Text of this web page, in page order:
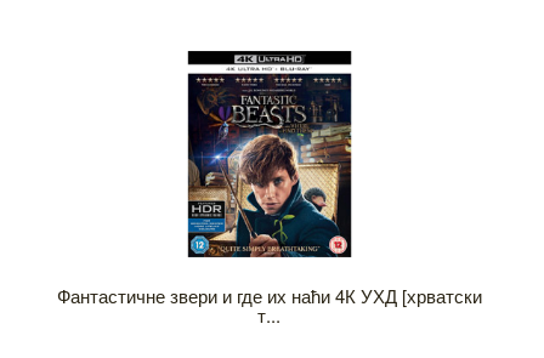
Фантастичне звери и где их наћи 4К УХД [хрватски
т...